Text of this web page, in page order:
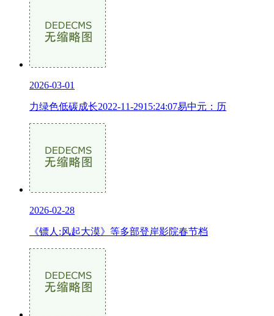
2026-03-01
力绿色低碳成长2022-11-2915:24:07易中元：历
2026-02-28
《镖人:风起大漠》等多部登岸影院春节档